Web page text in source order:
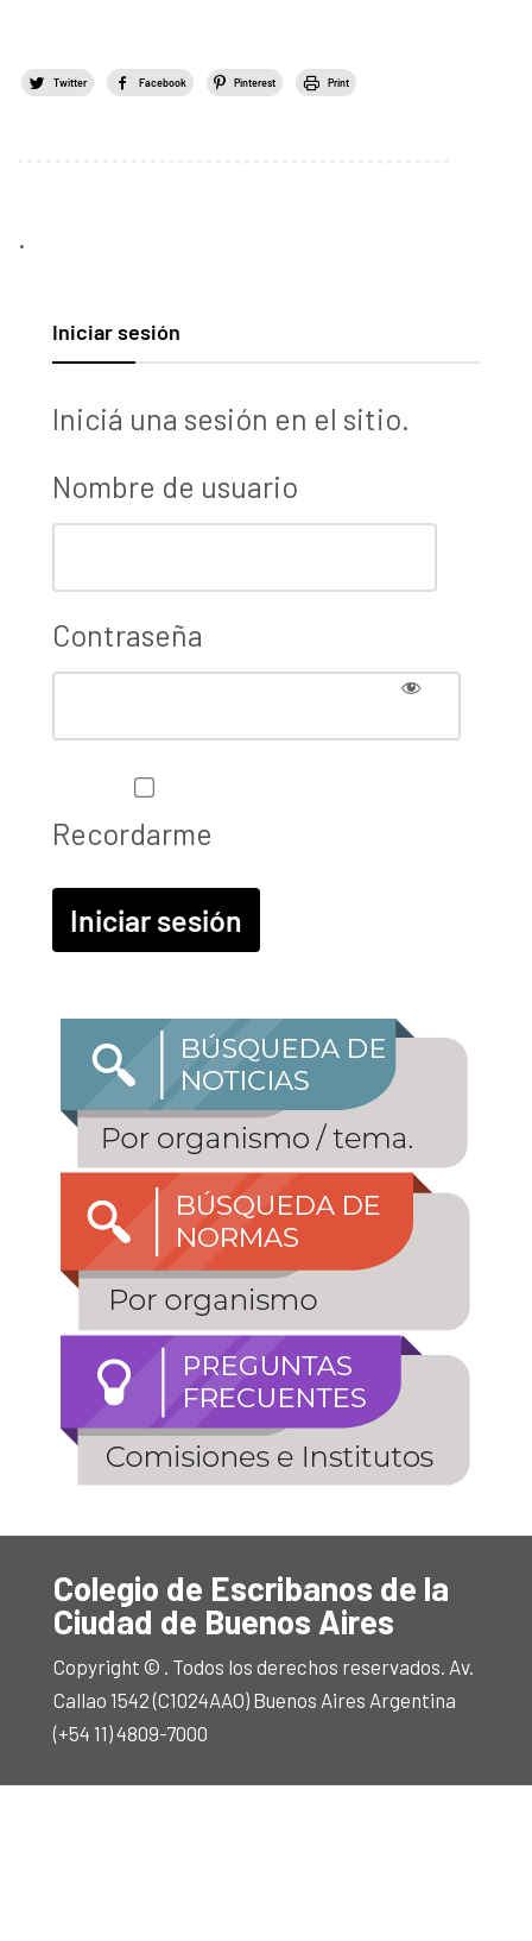
Twitter Facebook Pinterest Print
.
Iniciar sesión
Iniciá una sesión en el sitio.
Nombre de usuario
Contraseña
Recordarme
Colegio de Escribanos de la
Ciudad de Buenos Aires
Copyright © . Todos los derechos reservados. Av.
Callao 1542 (C1024AAO) Buenos Aires Argentina
(+54 11) 4809-7000